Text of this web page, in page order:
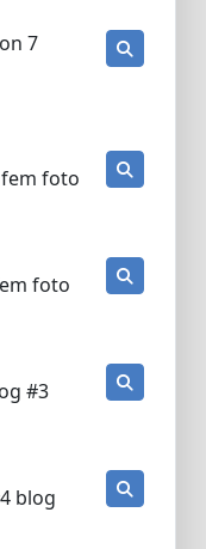
7
foto
foto
#3
blog